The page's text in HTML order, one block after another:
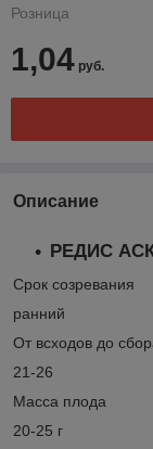
Розница
1,04 руб.
Описание
РЕДИС
Срок созревания
ранний
От всходов до
21-26
Масса плода
20-25 г